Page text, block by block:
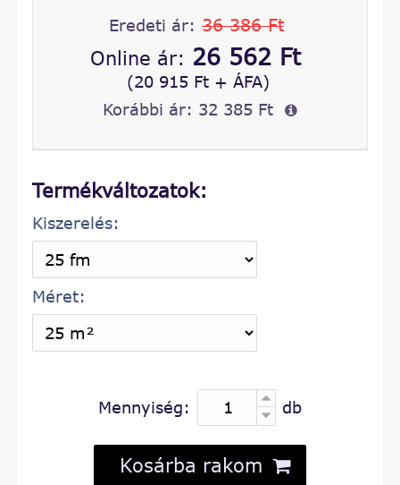
Eredeti ár: 36 386 Ft
Online ár: 26 562 Ft
(20 915 Ft + ÁFA)
Korábbi ár: 32 385 Ft
Termékváltozatok:
Kiszerelés:
Méret:
Mennyiség: db
Kosárba rakom